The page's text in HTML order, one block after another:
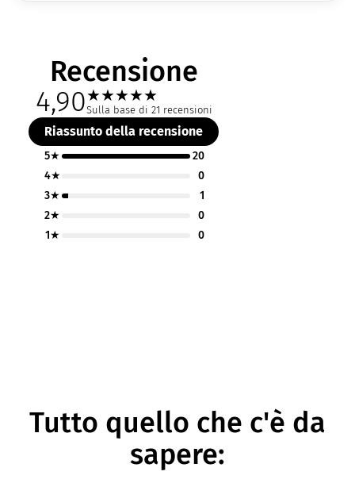
Recensione
4,90★★★★★
Sulla base di 21 recensioni
Riassunto della recensione
5★
20
4★
0
3★
1
2★
0
1★
0
Tutto quello che c'è da
sapere: